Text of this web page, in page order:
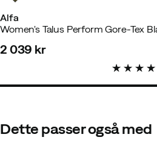
Jørn A
Alfa
Women's Talus Perform Gore-Tex
2 039 kr
Dette passer også med